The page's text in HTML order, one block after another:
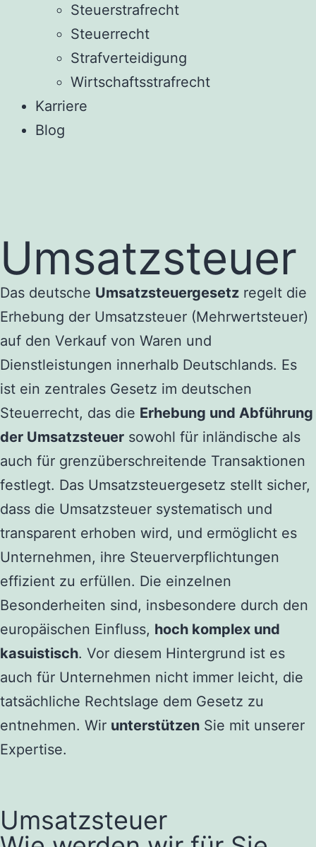
Steuerstrafrecht
Steuerrecht
Strafverteidigung
Wirtschaftsstrafrecht
Karriere
Blog
Umsatzsteuer
Das deutsche Umsatzsteuergesetz regelt die
Erhebung der Umsatzsteuer (Mehrwertsteuer)
auf den Verkauf von Waren und
Dienstleistungen innerhalb Deutschlands. Es
ist ein zentrales Gesetz im deutschen
Steuerrecht, das die Erhebung und Abführung
der Umsatzsteuer sowohl für inländische als
auch für grenzüberschreitende Transaktionen
festlegt. Das Umsatzsteuergesetz stellt sicher,
dass die Umsatzsteuer systematisch und
transparent erhoben wird, und ermöglicht es
Unternehmen, ihre Steuerverpflichtungen
effizient zu erfüllen. Die einzelnen
Besonderheiten sind, insbesondere durch den
europäischen Einfluss, hoch komplex und
kasuistisch. Vor diesem Hintergrund ist es
auch für Unternehmen nicht immer leicht, die
tatsächliche Rechtslage dem Gesetz zu
entnehmen. Wir unterstützen Sie mit unserer
Expertise.
Umsatzsteuer